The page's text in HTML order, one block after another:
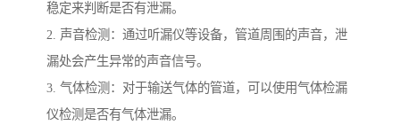
稳定来判断是否有泄漏。
2. 声音检测：通过听漏仪等设备，管道周围的声音，泄
漏处会产生异常的声音信号。
3. 气体检测：对于输送气体的管道，可以使用气体检漏
仪检测是否有气体泄漏。